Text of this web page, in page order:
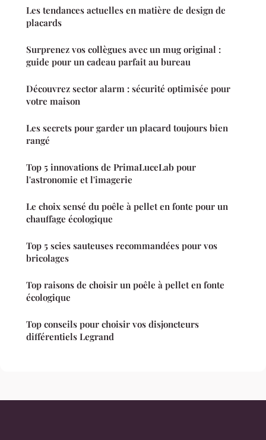
Les tendances actuelles en matière de design de
placards
Surprenez vos collègues avec un mug original :
guide pour un cadeau parfait au bureau
Découvrez sector alarm : sécurité optimisée pour
votre maison
Les secrets pour garder un placard toujours bien
rangé
Top 5 innovations de PrimaLuceLab pour
l'astronomie et l'imagerie
Le choix sensé du poêle à pellet en fonte pour un
chauffage écologique
Top 5 scies sauteuses recommandées pour vos
bricolages
Top raisons de choisir un poêle à pellet en fonte
écologique
Top conseils pour choisir vos disjoncteurs
différentiels Legrand